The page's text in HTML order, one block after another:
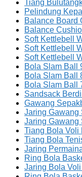
Tiang
Pelindung
Balance Board
Balance
Soft Kettlebell
Soft Kettlebell
Soft Kettlebell
Bola Slam Ball
Bola Slam Ball
Bola Slam Ball
Sandsack
Gawang
Jaring Gawang
Jaring Gawang
Tiang Bola Voli
Tiang Bola
Jaring
Ring Bola
Jaring Bola Voli